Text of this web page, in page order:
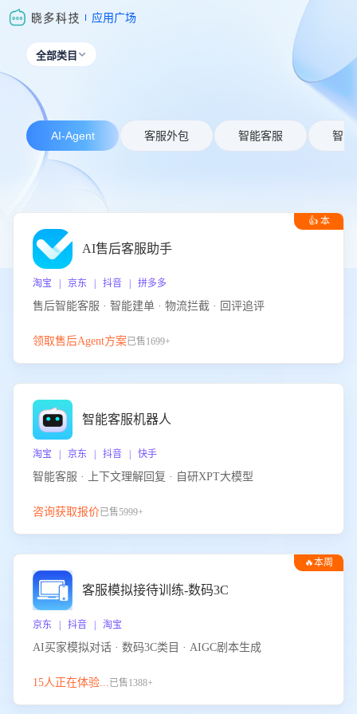
应用广场
全部类目 
AI-Agent 客服外包 智能客服 智能
👍 本
AI售后客服助手
淘宝 | 京东 | 抖音 | 拼多多
售后智能客服 · 智能建单 · 物流拦截 · 回评追评
领取售后Agent方案已售1699+
智能客服机器人
淘宝 | 京东 | 抖音 | 快手
智能客服 · 上下文理解回复 · 自研XPT大模型
咨询获取报价已售5999+
🔥本周
客服模拟接待训练-数码3C
京东 | 抖音 | 淘宝
AI买家模拟对话 · 数码3C类目 · AIGC剧本生成
15人正在体验...已售1388+